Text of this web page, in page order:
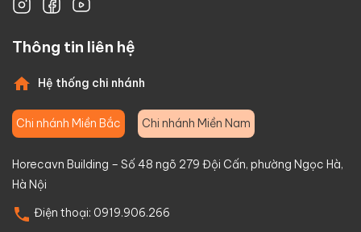
Thông tin liên hệ
Hệ thống chi nhánh
Chi nhánh Miền Bắc Chi nhánh Miền Nam
Horecavn Building – Số 48 ngõ 279 Đội Cấn, phường Ngọc Hà,
Hà Nội
Điện thoại: 0919.906.266